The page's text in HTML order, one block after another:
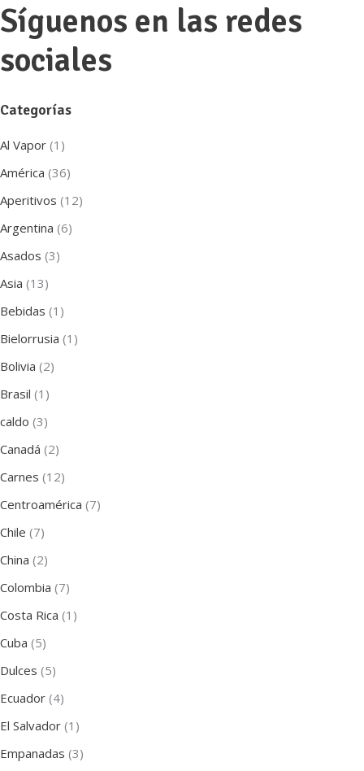
Síguenos en las redes
sociales
Categorías
Al Vapor (1)
América (36)
Aperitivos (12)
Argentina (6)
Asados (3)
Asia (13)
Bebidas (1)
Bielorrusia (1)
Bolivia (2)
Brasil (1)
caldo (3)
Canadá (2)
Carnes (12)
Centroamérica (7)
Chile (7)
China (2)
Colombia (7)
Costa Rica (1)
Cuba (5)
Dulces (5)
Ecuador (4)
El Salvador (1)
Empanadas (3)